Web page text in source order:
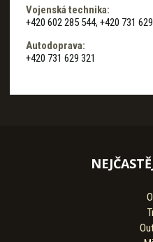
Vojenská technika:
+420 602 285 544, +420 731
Autodoprava:
+420 731 629 321